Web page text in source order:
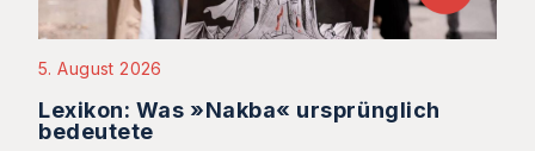
5. August 2026
Lexikon: Was »Nakba« ursprünglich
bedeutete